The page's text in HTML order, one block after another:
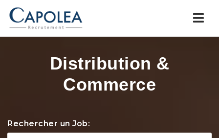
Distribution &
Commerce
Rechercher un Job: